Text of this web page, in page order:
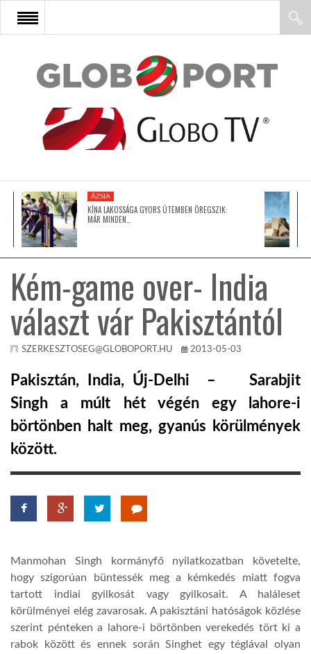
FŐOLDAL
AFRIKA
ÁZSIA
LATIN-AMERIKA
AUSZTRÁLIA
A VILÁG ITTHON
MÉDIA
GLOBOTV BP
HÍR3D
ÁZSIA
KÍNA LAKOSSÁGA GYORS ÜTEMBEN ÖREGSZIK:
MÁR MINDEN…
Kém-game over- India
választ vár Pakisztántól
SZERKESZTOSEG@GLOBOPORT.HU 2013-05-03
Pakisztán, India, Új-Delhi – Sarabjit
Singh a múlt hét végén egy lahore-i
börtönben halt meg, gyanús körülmények
között.
Manmohan Singh kormányfő nyilatkozatban követelte,
hogy szigorúan büntessék meg a kémkedés miatt fogva
tartott indiai gyilkosát vagy gyilkosait. A haláleset
körülményei elég zavarosak. A pakisztáni hatóságok közlése
szerint pénteken a lahore-i börtönben verekedés tört ki a
rabok között és ennek során Singhet egy téglával olyan